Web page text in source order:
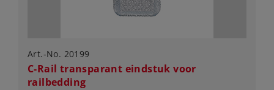
Art.-No. 20199
C-Rail transparant eindstuk voor
railbedding